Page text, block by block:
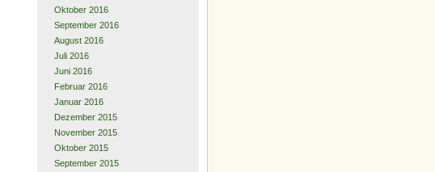
Oktober 2016
September 2016
August 2016
Juli 2016
Juni 2016
Februar 2016
Januar 2016
Dezember 2015
November 2015
Oktober 2015
September 2015